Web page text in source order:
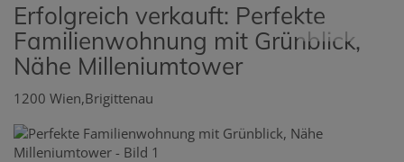
Erfolgreich verkauft: Perfekte
Familienwohnung mit Grünblick,
Nähe Milleniumtower
1200 Wien,Brigittenau